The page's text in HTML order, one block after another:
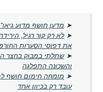
➤ מדען חושף מדוע
➤לא רק קור רגיל,
את דפוסי הסערות
➤שתלתי במבוק בחצר
והשכונה התפלגה
➤ מומחה חימום חושף
עובד רק בכיוון אחד